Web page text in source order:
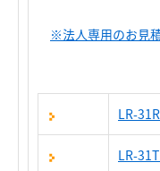
※法人専用のお見
LR-
LR-